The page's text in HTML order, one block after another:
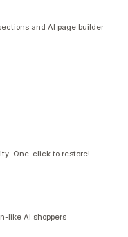
and AI page builder
One-click to restore!
like AI shoppers